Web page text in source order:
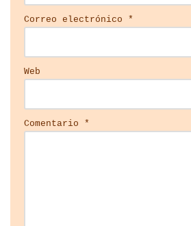
Correo electrónico *
Web
Comentario *